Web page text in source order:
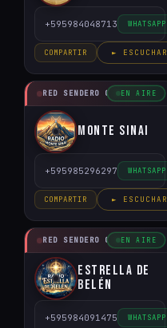
+595984048713 WHATSAPP
COMPARTIR ► ESCUCHAR
RED SENDERO CRISTIANO
EN AIRE
Monte Sinai
+595985296297 WHATSAPP
COMPARTIR ► ESCUCHAR
RED SENDERO CRISTIANO
EN AIRE
Estrella de
Belén
+595984091475 WHATSAPP